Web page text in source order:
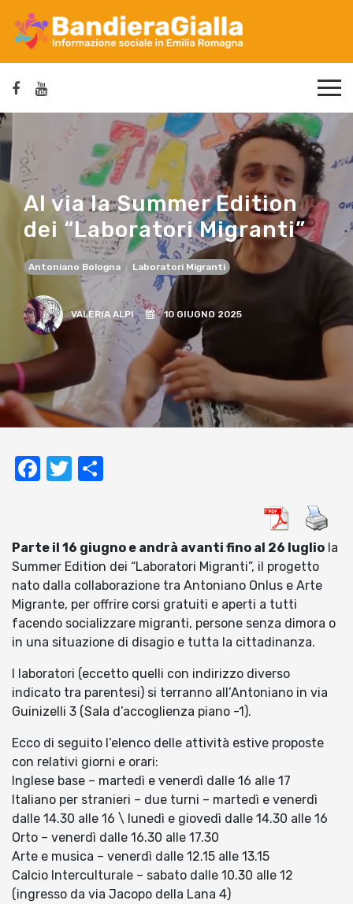
Al via la Summer Edition
dei “Laboratori Migranti”
Antoniano Bologna Laboratori Migranti
VALERIA ALPI 10 GIUGNO 2025
Facebook
Twitter
Parte il 16 giugno e andrà avanti fino al 26 luglio la
Summer Edition dei “Laboratori Migranti”, il progetto
nato dalla collaborazione tra Antoniano Onlus e Arte
Migrante, per offrire corsi gratuiti e aperti a tutti
facendo socializzare migranti, persone senza dimora o
in una situazione di disagio e tutta la cittadinanza.
I laboratori (eccetto quelli con indirizzo diverso
indicato tra parentesi) si terranno all’Antoniano in via
Guinizelli 3 (Sala d’accoglienza piano -1).
Ecco di seguito l’elenco delle attività estive proposte
con relativi giorni e orari:
Inglese base – martedì e venerdì dalle 16 alle 17
Italiano per stranieri – due turni – martedì e venerdì
dalle 14.30 alle 16 \ lunedì e giovedì dalle 14.30 alle 16
Orto – venerdì dalle 16.30 alle 17.30
Arte e musica – venerdì dalle 12.15 alle 13.15
Calcio Interculturale – sabato dalle 10.30 alle 12
(ingresso da via Jacopo della Lana 4)